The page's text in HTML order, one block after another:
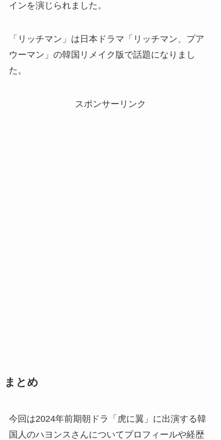
インを演じられました。
「リッチマン」は日本ドラマ「リッチマン、プア
ウーマン」の韓国リメイク版で話題になりまし
た。
スポンサーリンク
まとめ
今回は2024年前期朝ドラ「虎に翼」に出演する韓
国人のハヨンスさんについてプロフィールや経歴